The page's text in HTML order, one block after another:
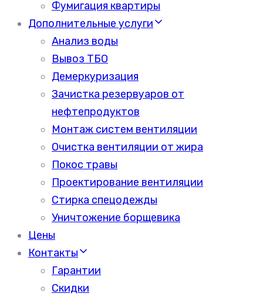
Фумигация квартиры
Дополнительные услуги
Анализ воды
Вывоз ТБО
Демеркуризация
Зачистка резервуаров от
нефтепродуктов
Монтаж систем вентиляции
Очистка вентиляции от жира
Покос травы
Проектирование вентиляции
Стирка спецодежды
Уничтожение борщевика
Цены
Контакты
Гарантии
Скидки